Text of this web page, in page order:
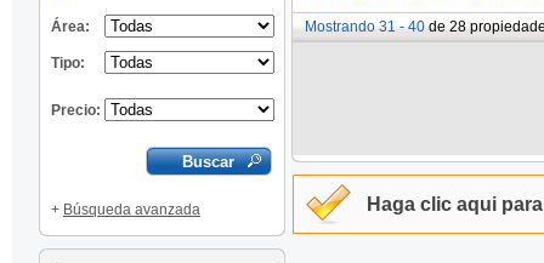
Área:
Tipo:
Precio:
+ Búsqueda avanzada
Mostrando 31 - 40de 28
Haga clic aqui